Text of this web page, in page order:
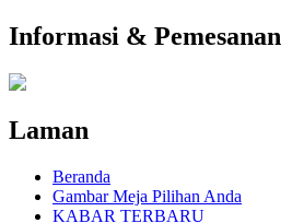
Informasi & Pemesanan
Laman
Beranda
Gambar Meja Pilihan Anda
KABAR TERBARU